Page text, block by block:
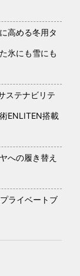
高める冬用タ
氷にも雪にも
ステナビリテ
ENLITEN搭載
への履き替え
ライベートブ